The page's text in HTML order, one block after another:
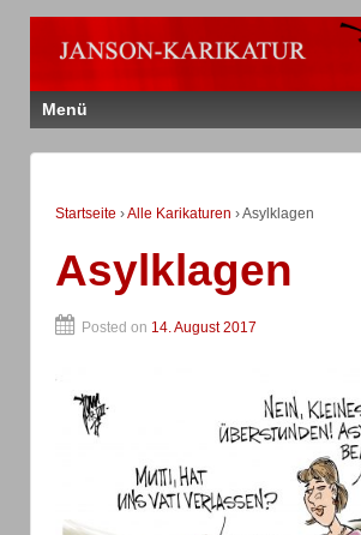
Menü
Startseite ›Alle Karikaturen ›Asylklagen
Asylklagen
Posted on 14. August 2017